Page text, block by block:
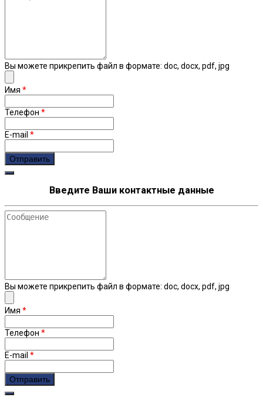
Вы можете прикрепить файл в формате: doc, docx, pdf, jpg
Имя *
Телефон *
E-mail *
Введите Ваши контактные данные
Сообщение
Вы можете прикрепить файл в формате: doc, docx, pdf, jpg
Имя *
Телефон *
E-mail *